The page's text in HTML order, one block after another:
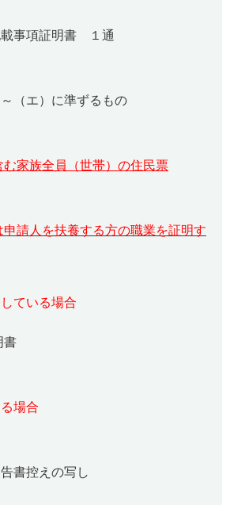
事項証明書 １通
（エ）に準ずるもの
む家族全員（世帯）の住民票
申請人を扶養する方の職業を証明す
ている場合
書
場合
控えの写し